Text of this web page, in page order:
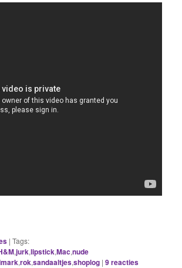
|Tags:
,jurk,lipstick,Mac,nude
,rok,sandaaltjes,shoplog |9reacties